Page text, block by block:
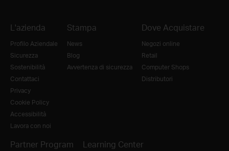
L'azienda
Profilo Aziendale
Sicurezza
Sostenibilità
Contattaci
Privacy
Cookie Policy
Accessibilità
Lavora con noi
Stampa
News
Blog
Avvertenza di sicurezza
Dove Acquistare
Negozi online
Retail
Computer Shops
Distributori
Partner Program Learning Center